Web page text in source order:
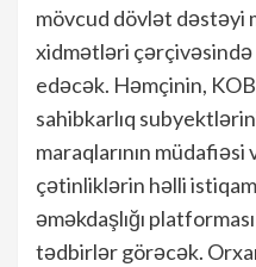
mövcud dövlət dəstəyi
xidmətləri
edəcək. Həmçinin,
sahibkarlıq
maraqlarının müdafiəsi
çətinliklərin həlli
əməkdaşlığı
tədbirlər görəcək.